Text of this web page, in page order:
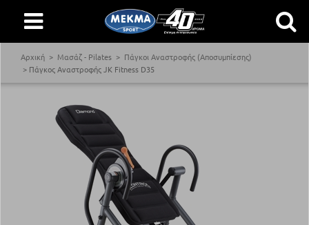
Αρχική Μασάζ - Pilates
Πάγκοι Αναστροφής (Αποσυμπίεσης)
Πάγκος Αναστροφής JK Fitness D35